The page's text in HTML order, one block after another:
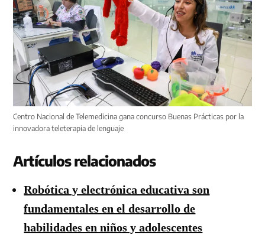
Centro Nacional de Telemedicina gana concurso Buenas Prácticas por la
innovadora teleterapia de lenguaje
Artículos relacionados
Robótica y electrónica educativa son
fundamentales en el desarrollo de
habilidades en niños y adolescentes